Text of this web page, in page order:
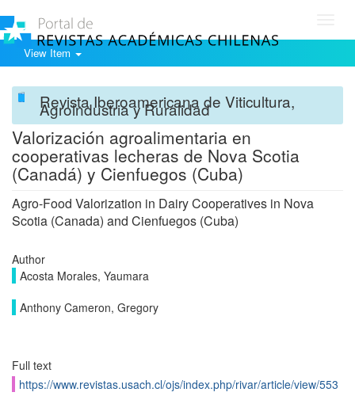
View Item
Revista Iberoamericana de Viticultura,
Agroindustria y Ruralidad
Valorización agroalimentaria en
cooperativas lecheras de Nova Scotia
(Canadá) y Cienfuegos (Cuba)
Agro-Food Valorization in Dairy Cooperatives in Nova
Scotia (Canada) and Cienfuegos (Cuba)
Author
Acosta Morales, Yaumara
Anthony Cameron, Gregory
Full text
https://www.revistas.usach.cl/ojs/index.php/rivar/article/view/553